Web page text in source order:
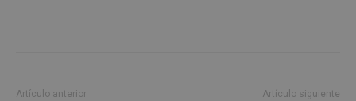
Artículo anterior Artículo siguiente